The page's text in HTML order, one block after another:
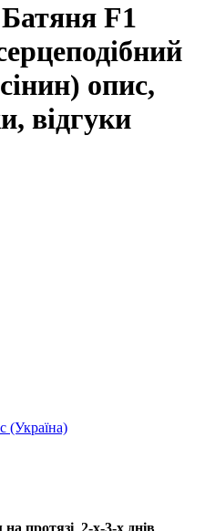
F1
опис,
відгуки
(Україна)
протязі 2-х-3-х днів